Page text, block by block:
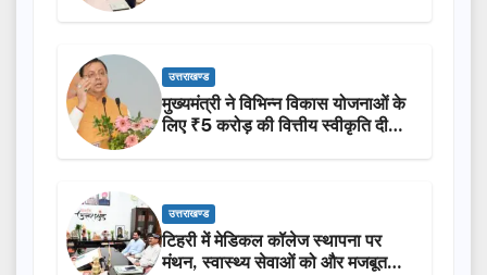
उत्तराखण्ड
मुख्यमंत्री ने विभिन्न विकास योजनाओं के
लिए ₹5 करोड़ की वित्तीय स्वीकृति दी…
उत्तराखण्ड
टिहरी में मेडिकल कॉलेज स्थापना पर
मंथन, स्वास्थ्य सेवाओं को और मजबूत